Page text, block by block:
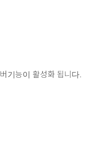
기능이 활성화 됩니다.